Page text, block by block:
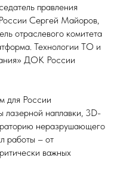
правления
Сергей Майоров,
отраслевого комитета
Технологии ТО и
ДОК России
для России
лазерной наплавки, 3D-
неразрушающего
работы – от
важных